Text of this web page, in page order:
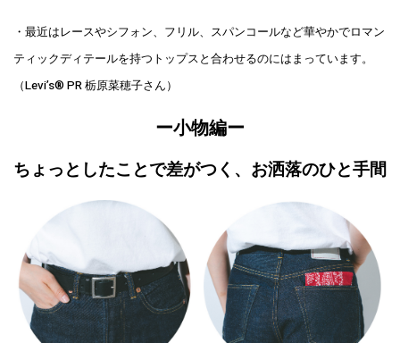
・最近はレースやシフォン、フリル、スパンコールなど華やかでロマン
ティックディテールを持つトップスと合わせるのにはまっています。
（Levi’s®︎ PR 栃原菜穂子さん）
ー小物編ー
ちょっとしたことで差がつく、お洒落のひと手間